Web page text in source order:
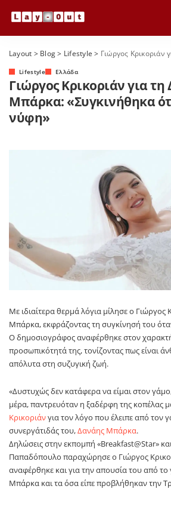
Layout > Blog> Lifestyle > Γιώργος Κρικοριάν για τη Δανάη
Lifestyle Ελλάδα
Γιώργος Κρικοριάν για
Μπάρκα: «Συγκινήθηκα
νύφη»
Με ιδιαίτερα θερμά λόγια μίλησε ο Γιώργος
Μπάρκα, εκφράζοντας τη συγκίνησή του
Ο δημοσιογράφος αναφέρθηκε στον
προσωπικότητά της, τονίζοντας πως είναι
απόλυτα στη συζυγική ζωή.
«Δυστυχώς δεν κατάφερα να είμαι στον
μέρα, παντρευόταν η ξαδέρφη της κοπέλας
Κρικοριάνγια τον λόγο που έλειπε από τον
συνεργάτιδάς του,Δανάης Μπάρκα.
Δηλώσεις στην εκπομπή «Breakfast@Star»
Παπαδόπουλο παραχώρησε ο Γιώργος
αναφέρθηκε και για την απουσία του από
Μπάρκα και τα όσα είπε προβλήθηκαν την